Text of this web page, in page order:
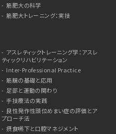
筋肥大の科学
筋肥大トレーニング：実技
アスレティックトレーニング学：アスレ
ティックリハビリテーション
Inter-Professional Practice
筋膜の基礎と応用
足部と運動の関わり
手技療法の実践
良性発作性頭位めまい症の評価とア
プローチ法
摂食嚥下と口腔マネジメント